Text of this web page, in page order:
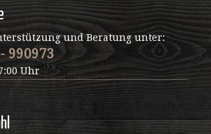
und Beratung unter:
990973
Uhr